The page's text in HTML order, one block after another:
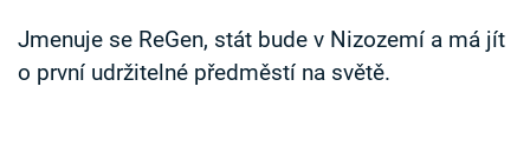
Sledujte nás
Jmenuje se ReGen, stát bude v Nizozemí a má jít
o první udržitelné předměstí na světě.